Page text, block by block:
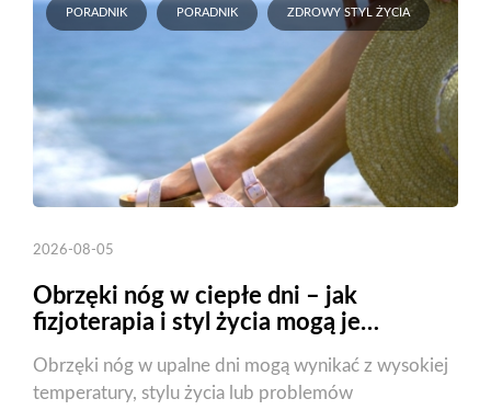
PORADNIK PORADNIK ZDROWY STYL ŻYCIA
2026-08-05
Obrzęki nóg w ciepłe dni – jak
fizjoterapia i styl życia mogą je
Obrzęki nóg w upalne dni mogą wynikać z wysokiej
temperatury, stylu życia lub problemów